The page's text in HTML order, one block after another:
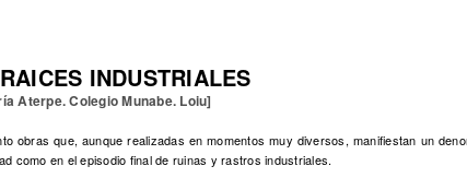
INDUSTRIALES
Aterpe. Colegio Munabe. Loiu]
obras que, aunque realizadas en momentos muy diversos, manifiestan un
como en el episodio final de ruinas y rastros industriales.